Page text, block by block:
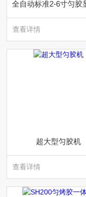
查看详情
超大型匀胶机
查看详情